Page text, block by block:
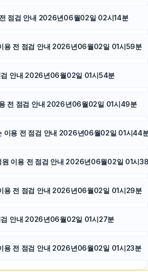
점검 안내 2026년06월02일 02시14분
용 전 점검 안내 2026년06월02일 01시59분
검 안내 2026년06월02일 01시54분
전 점검 안내 2026년06월02일 01시49분
이용 전 점검 안내 2026년06월02일 01시44
원 이용 전 점검 안내 2026년06월02일 01시
용 전 점검 안내 2026년06월02일 01시29분
검 안내 2026년06월02일 01시27분
용 전 점검 안내 2026년06월02일 01시23분